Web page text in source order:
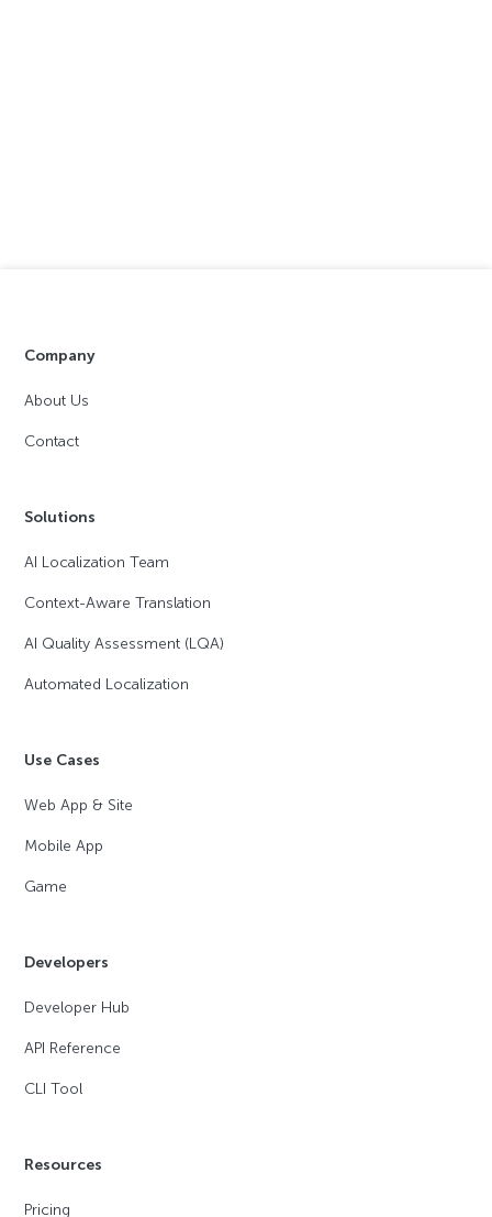
Company
About Us
Contact
Solutions
AI Localization Team
Context-Aware Translation
AI Quality Assessment (LQA)
Automated Localization
Use Cases
Web App & Site
Mobile App
Game
Developers
Developer Hub
API Reference
CLI Tool
Resources
Pricing